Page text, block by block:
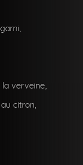
verveine,
citron,